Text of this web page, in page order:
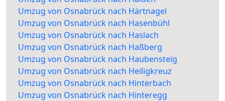
Umzug von Osnabrück nach Härtnagel
Umzug von Osnabrück nach Hasenbühl
Umzug von Osnabrück nach Haslach
Umzug von Osnabrück nach Haßberg
Umzug von Osnabrück nach Haubensteig
Umzug von Osnabrück nach Heiligkreuz
Umzug von Osnabrück nach Hinterbach
Umzug von Osnabrück nach Hinteregg